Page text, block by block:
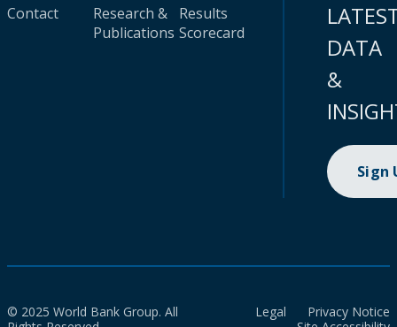
Contact
Research &
Publications
Results
Scorecard
DATA
&
Sign
© 2025 World Bank Group. All
Legal
Privacy Notice